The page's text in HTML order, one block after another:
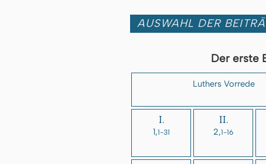
AUSWAHL DER
Der erste
Luthers Vorrede
I.
1,1-31
II.
2,1-16